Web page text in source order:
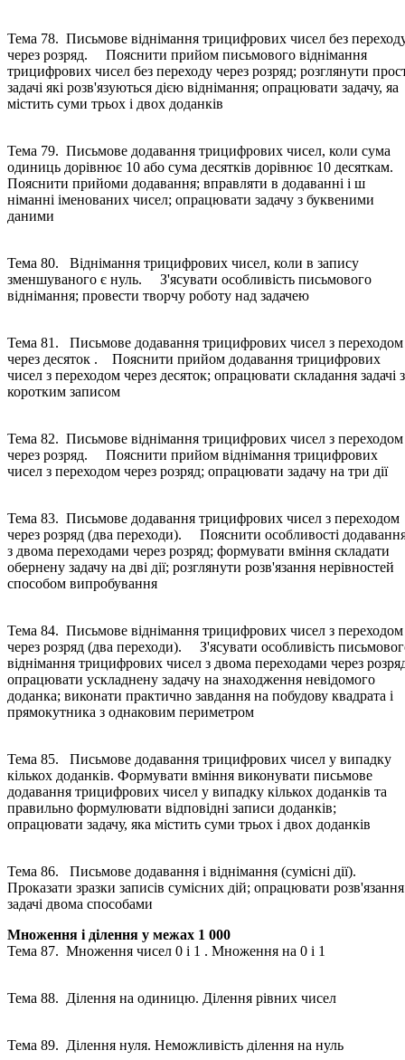
Тема 78. Письмове віднімання трицифрових чисел без
через розряд. Пояснити прийом письмового віднімання
трицифрових чисел без переходу через розряд; розглянути
задачі які розв'язуються дією віднімання; опрацювати задачу, яа
містить суми трьох і двох доданків
Тема 79. Письмове додавання трицифрових чисел, коли сума
одиниць дорівнює 10 або сума десятків дорівнює 10
Пояснити прийоми додавання; вправляти в додаванні і ш
німанні іменованих чисел; опрацювати задачу з буквеними
даними
Тема 80. Віднімання трицифрових чисел, коли в запису
зменшуваного є нуль. З'ясувати особливість письмового
віднімання; провести творчу роботу над задачею
Тема 81. Письмове додавання трицифрових чисел з переходом
через десяток . Пояснити прийом додавання трицифрових
чисел з переходом через десяток; опрацювати складання задачі
коротким записом
Тема 82. Письмове віднімання трицифрових чисел з переходом
через розряд. Пояснити прийом віднімання трицифрових
чисел з переходом через розряд; опрацювати задачу на три дії
Тема 83. Письмове додавання трицифрових чисел з переходом
через розряд (два переходи). Пояснити особливості
з двома переходами через розряд; формувати вміння складати
обернену задачу на дві дії; розглянути розв'язання нерівностей
способом випробування
Тема 84. Письмове віднімання трицифрових чисел з переходом
через розряд (два переходи). З'ясувати особливість
віднімання трицифрових чисел з двома переходами через
опрацювати ускладнену задачу на знаходження невідомого
доданка; виконати практично завдання на побудову квадрата і
прямокутника з однаковим периметром
Тема 85. Письмове додавання трицифрових чисел у випадку
кількох доданків. Формувати вміння виконувати письмове
додавання трицифрових чисел у випадку кількох доданків та
правильно формулювати відповідні записи доданків;
опрацювати задачу, яка містить суми трьох і двох доданків
Тема 86. Письмове додавання і віднімання (сумісні дії).
Проказати зразки записів сумісних дій; опрацювати розв'язання
задачі двома способами
Множення і ділення у межах 1 000
Тема 87. Множення чисел 0 і 1 . Множення на 0 і 1
Тема 88. Ділення на одиницю. Ділення рівних чисел
Тема 89. Ділення нуля. Неможливість ділення на нуль